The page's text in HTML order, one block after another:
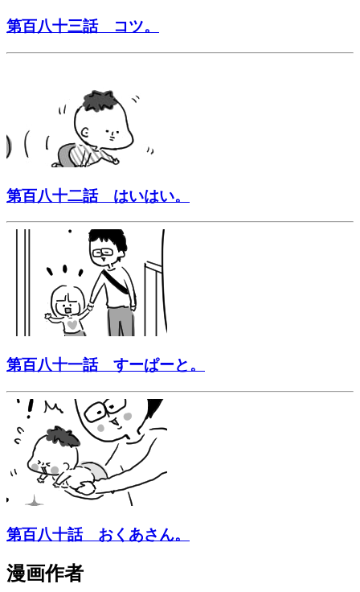
第百八十三話 コツ。
第百八十二話 はいはい。
第百八十一話 すーぱーと。
第百八十話 おくあさん。
漫画作者